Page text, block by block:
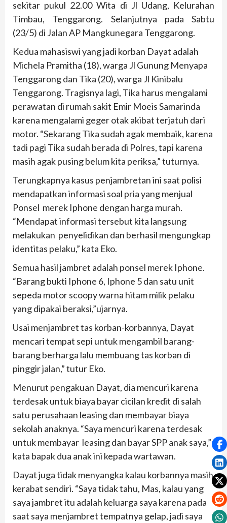
sekitar pukul 22.00 Wita di Jl Udang, Kelurahan
Timbau, Tenggarong. Selanjutnya pada Sabtu
(23/5) di Jalan AP Mangkunegara Tenggarong.
Kedua mahasiswi yang jadi korban Dayat adalah
Michela Pramitha (18), warga Jl Gunung Menyapa
Tenggarong dan Tika (20), warga Jl Kinibalu
Tenggarong. Tragisnya lagi, Tika harus mengalami
perawatan di rumah sakit Emir Moeis Samarinda
karena mengalami geger otak akibat terjatuh dari
motor. “Sekarang Tika sudah agak membaik, karena
tadi pagi Tika sudah berada di Polres, tapi karena
masih agak pusing belum kita periksa,” tuturnya.
Terungkapnya kasus penjambretan ini saat polisi
mendapatkan informasi soal pria yang menjual
Ponsel merek Iphone dengan harga murah.
“Mendapat informasi tersebut kita langsung
melakukan penyelidikan dan berhasil mengungkap
identitas pelaku,” kata Eko.
Semua hasil jambret adalah ponsel merek Iphone.
“Barang bukti Iphone 6, Iphone 5 dan satu unit
sepeda motor scoopy warna hitam milik pelaku
yang dipakai beraksi,”ujarnya.
Usai menjambret tas korban-korbannya, Dayat
mencari tempat sepi untuk mengambil barang-
barang berharga lalu membuang tas korban di
pinggir jalan,” tutur Eko.
Menurut pengakuan Dayat, dia mencuri karena
terdesak untuk biaya bayar cicilan kredit di salah
satu perusahaan leasing dan membayar biaya
sekolah anaknya. “Saya mencuri karena terdesak
untuk membayar leasing dan bayar SPP anak saya,”
kata bapak dua anak ini kepada wartawan.
Dayat juga tidak menyangka kalau korbannya masih
kerabat sendiri. “Saya tidak tahu, Mas, kalau yang
saya jambret itu adalah keluarga saya karena pada
saat saya menjambret tempatnya gelap, jadi saya